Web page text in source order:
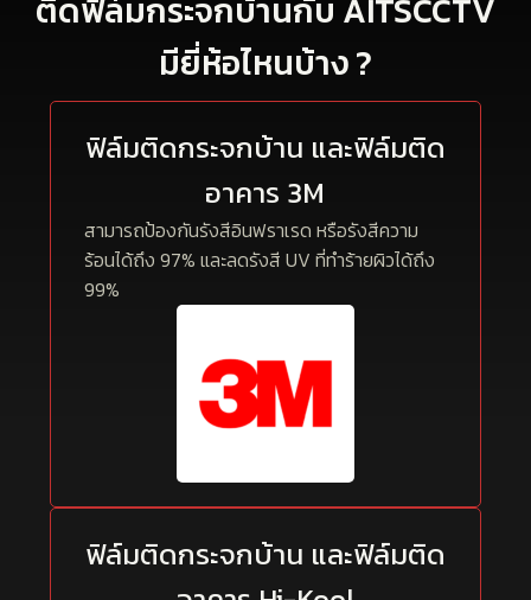
ติดฟิล์มกระจกบ้านกับ AITSCCTV
มียี่ห้อไหนบ้าง ?
ฟิล์มติดกระจกบ้าน และฟิล์มติด
อาคาร 3M
สามารถป้องกันรังสีอินฟราเรด หรือรังสีความ
ร้อนได้ถึง 97% และลดรังสี UV ที่ทำร้ายผิวได้ถึง
99%
ฟิล์มติดกระจกบ้าน และฟิล์มติด